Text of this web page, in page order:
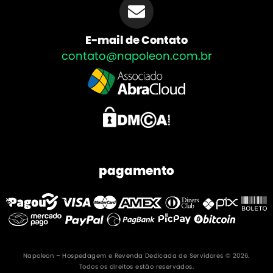
E-mail de Contato
contato@napoleon.com.br
pagamento
Napoleon – Hospedagem e Revenda Dedicada de Servidores © 2026.
Todos os direitos estão reservados.